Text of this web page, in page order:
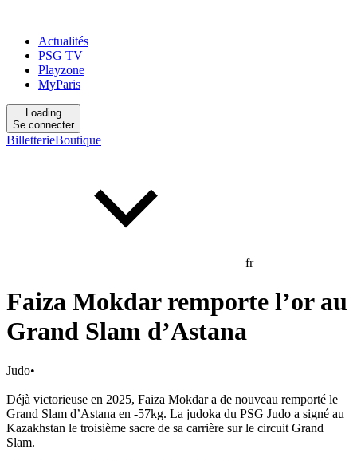
Actualités
PSG TV
Playzone
MyParis
Loading
Se connecter
BilletterieBoutique
fr
Faiza Mokdar remporte l’or au
Grand Slam d’Astana
Judo•
Déjà victorieuse en 2025, Faiza Mokdar a de nouveau remporté le
Grand Slam d’Astana en -57kg. La judoka du PSG Judo a signé au
Kazakhstan le troisième sacre de sa carrière sur le circuit Grand
Slam.